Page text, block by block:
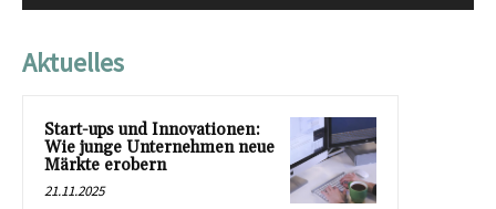
Aktuelles
Start-ups und Innovationen:
Wie junge Unternehmen neue
Märkte erobern
21.11.2025